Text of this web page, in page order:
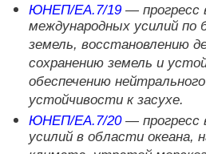
ЮНЕП/EA.7/19— прогресс
международных усилий по
земель, восстановлению
сохранению земель и
обеспечению
устойчивости к засухе.
ЮНЕП/EA.7/20— прогресс
усилий в области океана,